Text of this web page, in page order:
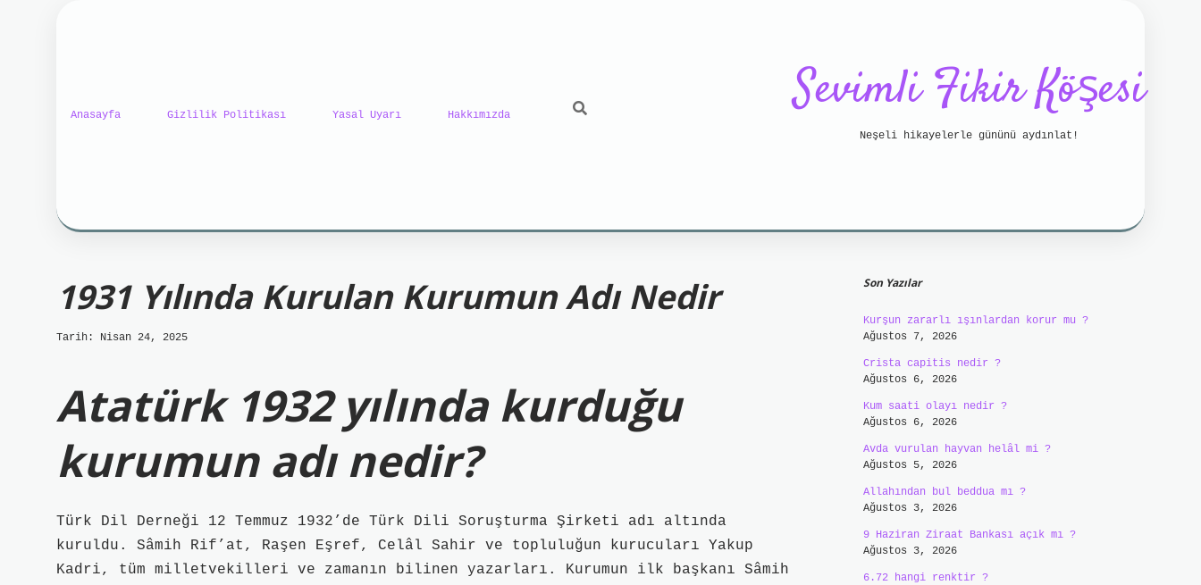
Anasayfa Gizlilik Politikası Yasal Uyarı Hakkımızda Sevimli Fikir Köşesi
Neşeli hikayelerle gününü aydınlat!
1931 Yılında Kurulan Kurumun Adı Nedir
Tarih: Nisan 24, 2025
Atatürk 1932 yılında kurduğu
kurumun adı nedir?
Türk Dil Derneği 12 Temmuz 1932’de Türk Dili Soruşturma Şirketi adı altında
kuruldu. Sâmih Rif’at, Raşen Eşref, Celâl Sahir ve topluluğun kurucuları Yakup
Kadri, tüm milletvekilleri ve zamanın bilinen yazarları. Kurumun ilk başkanı Sâmih
Son Yazılar
Kurşun zararlı ışınlardan korur mu ?
Ağustos 7, 2026
Crista capitis nedir ?
Ağustos 6, 2026
Kum saati olayı nedir ?
Ağustos 6, 2026
Avda vurulan hayvan helâl mi ?
Ağustos 5, 2026
Allahından bul beddua mı ?
Ağustos 3, 2026
9 Haziran Ziraat Bankası açık mı ?
Ağustos 3, 2026
6.72 hangi renktir ?